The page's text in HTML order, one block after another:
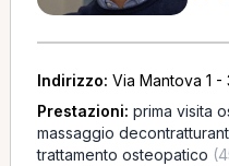
Indirizzo: Via Mantova 1
Prestazioni: prima visita
massaggio
trattamento osteopatico